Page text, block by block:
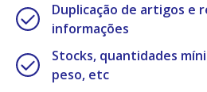
Duplicação de artigos e
informações
Stocks, quantidades
peso, etc